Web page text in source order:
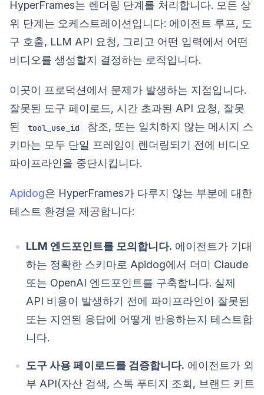
HyperFrames는 렌더링 단계를 처리합니다. 모든 상
위 단계는 오케스트레이션입니다: 에이전트 루프, 도
구 호출, LLM API 요청, 그리고 어떤 입력에서 어떤
비디오를 생성할지 결정하는 로직입니다.
이곳이 프로덕션에서 문제가 발생하는 지점입니다.
잘못된 도구 페이로드, 시간 초과된 API 요청, 잘못
된
tool_use_id
참조, 또는 일치하지 않는 메시지 스
키마는 모두 단일 프레임이 렌더링되기 전에 비디오
파이프라인을 중단시킵니다.
Apidog은 HyperFrames가 다루지 않는 부분에 대한
테스트 환경을 제공합니다:
LLM 엔드포인트를 모의합니다. 에이전트가 기대
하는 정확한 스키마로 Apidog에서 더미 Claude
또는 OpenAI 엔드포인트를 구축합니다. 실제
API 비용이 발생하기 전에 파이프라인이 잘못된
또는 지연된 응답에 어떻게 반응하는지 테스트합
니다.
도구 사용 페이로드를 검증합니다. 에이전트가 외
부 API(자산 검색, 스톡 푸티지 조회, 브랜드 키트